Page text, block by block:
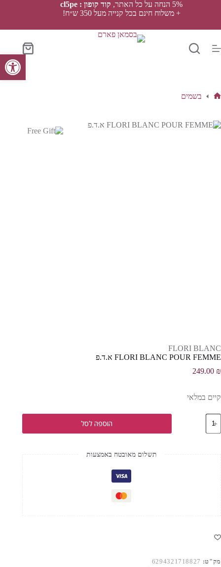
פתח סרגל נגישות
5% הנחה על כל האתר,
קוד קופון : cl5pe
+ משלוח חינם בכל קנייה מעל 350 ש״ח!
סל
הקניות
בשמים
FLORI BLANC
FLORI BLANC POUR FEMME א.ד.פ
249.00 ₪
קיים במלאי
כמות
של
FLORI
הוספה לסל
תשלום מאובטח באמצעות
מק"ט: 6294321718827